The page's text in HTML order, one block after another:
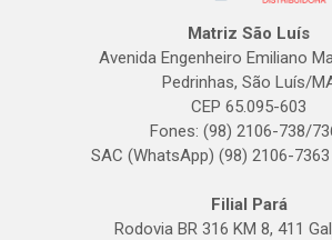
Matriz São Luís
Avenida Engenheiro Emiliano
Pedrinhas, São Luís/
CEP 65.095-603
Fones: (98) 2106-738/
SAC (WhatsApp) (98) 2106-
Filial Pará
Rodovia BR 316 KM 8, 411